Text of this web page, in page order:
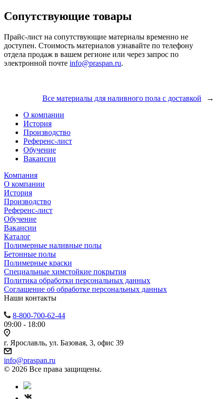
Сопутствующие товары
Прайс-лист на сопутствующие материалы временно не
доступен. Стоимость материалов узнавайте по телефону
отдела продаж в вашем регионе или через запрос по
электронной почте info@praspan.ru.
Все материалы для наливного пола с доставкой
→
О компании
История
Производство
Референс-лист
Обучение
Вакансии
Компания
О компании
История
Производство
Референс-лист
Обучение
Вакансии
Каталог
Полимерные наливные полы
Бетонные полы
Полимерные краски
Специальные химстойкие покрытия
Политика обработки персональных данных
Cоглашение об обработке персональных данных
Наши контакты
8-800-700-62-44
09:00 - 18:00
г. Ярославль, ул. Базовая, 3, офис 39
info@praspan.ru
© 2026 Все права защищены.